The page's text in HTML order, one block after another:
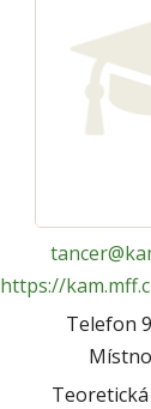
https://
Telefon